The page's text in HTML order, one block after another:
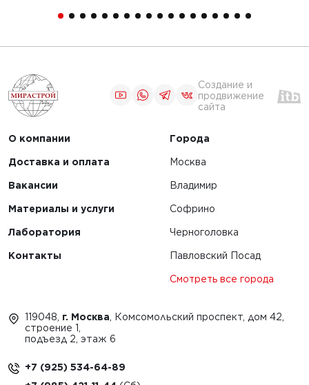
Создание и
продвижение
сайта
О компании
Доставка и оплата
Вакансии
Материалы и услуги
Лаборатория
Контакты
Города
Москва
Владимир
Софрино
Черноголовка
Павловский Посад
Смотреть все города
119048, г. Москва , Комсомольский проспект, дом 42,
строение 1,
подъезд 2, этаж 6
+7 (925) 534-64-89